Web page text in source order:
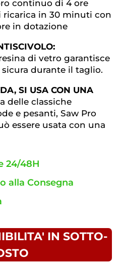
continuo di 4 ore
ricarica in 30 minuti con
in dotazione
di vetro garantisce
durante il taglio.
SI USA CON UNA
delle classiche
e pesanti, Saw Pro
essere usata con una
24/48H
alla Consegna
IN SOTTO-